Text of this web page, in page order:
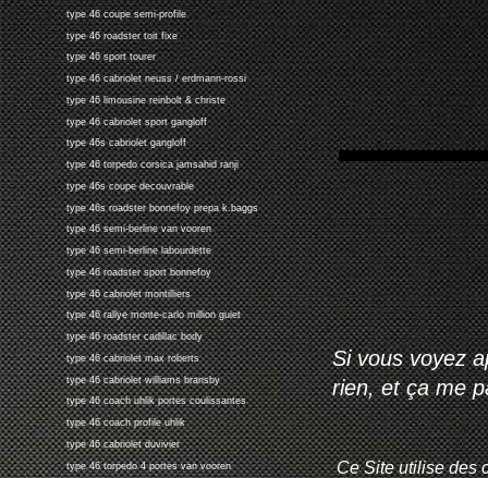
type 46 coupe semi-profile
type 46 roadster toit fixe
type 46 sport tourer
type 46 cabriolet neuss / erdmann-rossi
type 46 limousine reinbolt & christe
type 46 cabriolet sport gangloff
type 46s cabriolet gangloff
type 46 torpedo corsica jamsahid ranji
type 46s coupe decouvrable
type 46s roadster bonnefoy prepa k.baggs
type 46 semi-berline van vooren
type 46 semi-berline labourdette
type 46 roadster sport bonnefoy
type 46 cabriolet montilliers
type 46 rallye monte-carlo million guiet
type 46 roadster cadillac body
type 46 cabriolet max roberts
type 46 cabriolet williams bransby
type 46 coach uhlik portes coulissantes
type 46 coach profile uhlik
type 46 cabriolet duvivier
type 46 torpedo 4 portes van vooren
Si vous voyez
rien, et ça me
Ce Site utilise des